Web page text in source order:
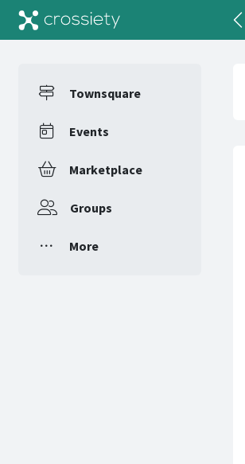
Townsquare
Events
Marketplace
Groups
More